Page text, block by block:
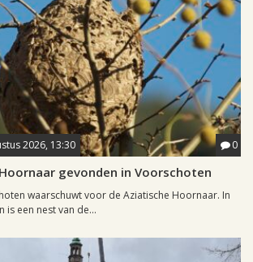
2026, 13:30 0
gevonden in Voorschoten
waarschuwt voor de Aziatische Hoornaar. In
is een nest van de...